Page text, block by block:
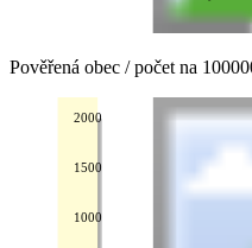
Pověřená obec / počet na
1000
1500
2000